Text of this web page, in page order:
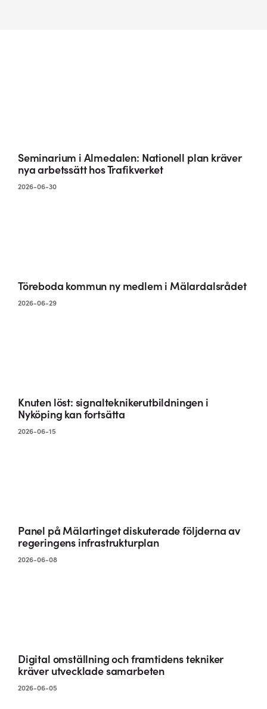
Seminarium i Almedalen: Nationell plan kräver
nya arbetssätt hos Trafikverket
2026-06-30
Töreboda kommun ny medlem i Mälardalsrådet
2026-06-29
Knuten löst: signalteknikerutbildningen i
Nyköping kan fortsätta
2026-06-15
Panel på Mälartinget diskuterade följderna av
regeringens infrastrukturplan
2026-06-08
Digital omställning och framtidens tekniker
kräver utvecklade samarbeten
2026-06-05